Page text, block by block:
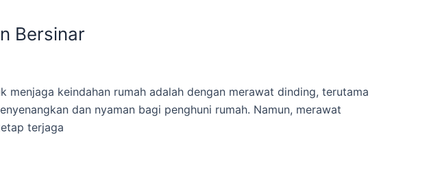
Bersinar
keindahan rumah adalah dengan merawat dinding, terutama
dan nyaman bagi penghuni rumah. Namun, merawat
terjaga